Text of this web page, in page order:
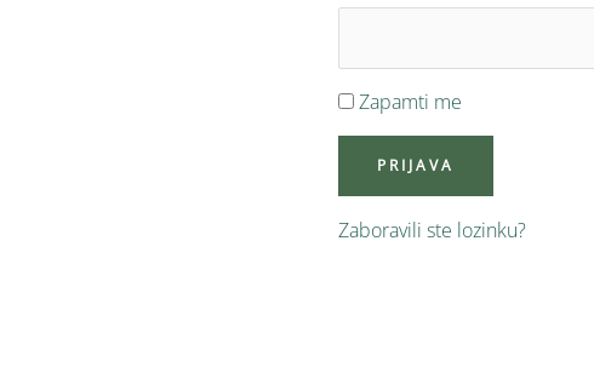
Zapamti me
Zaboravili ste lozinku?